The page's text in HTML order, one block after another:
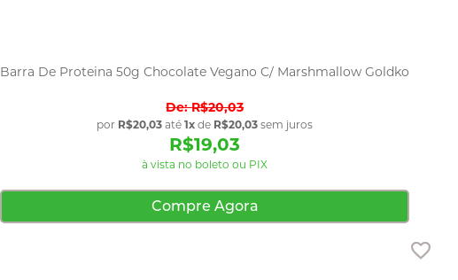
Barra De Proteina 50g Chocolate Vegano C/ Marshmallow Goldko
R$20,03
por R$20,03 até1x de R$20,03 sem juros
R$19,03
à vista no boleto ou PIX
Compre Agora